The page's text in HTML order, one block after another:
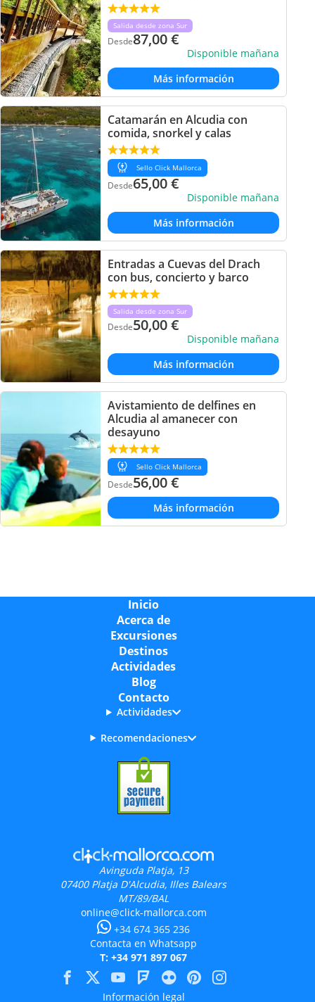
Salida desde zona Sur
Desde87,00€
Disponible mañana
Más información
Catamarán en Alcudia con
comida, snorkel y calas
Sello Click Mallorca
Desde65,00€
Disponible mañana
Más información
Entradas a Cuevas del Drach
con bus, concierto y barco
Salida desde zona Sur
Desde50,00€
Disponible mañana
Más información
Avistamiento de delfines en
Alcudia al amanecer con
desayuno
Sello Click Mallorca
Desde56,00€
Más información
Inicio
Acerca de
Excursiones
Destinos
Actividades
Blog
Contacto
Actividades
Recomendaciones
Avinguda Platja, 13
07400 Platja D'Alcudia, Illes Balears
MT/89/BAL
online@click-mallorca.com
+34 674 365 236
Contacta en Whatsapp
T: +34 971 897 067
Información legal